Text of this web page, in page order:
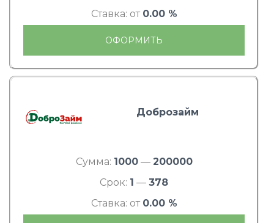
Ставка: от 0.00 %
ОФОРМИТЬ
Доброзайм
Сумма: 1000— 200000
Срок: 1 — 378
Ставка: от 0.00 %